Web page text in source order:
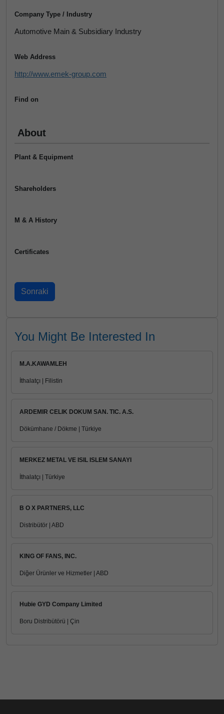
Company Type / Industry
Automotive Main & Subsidiary Industry
Web Address
http://www.emek-group.com
Find on
About
Plant & Equipment
Shareholders
M & A History
Certificates
You Might Be Interested In
M.A.KAWAMLEH
İthalatçı | Filistin
ARDEMIR CELIK DOKUM SAN. TIC. A.S.
Dökümhane / Dökme | Türkiye
MERKEZ METAL VE ISIL ISLEM SANAYI
İthalatçı | Türkiye
B O X PARTNERS, LLC
Distribütör | ABD
KING OF FANS, INC.
Diğer Ürünler ve Hizmetler | ABD
Hubie GYD Company Limited
Boru Distribütörü | Çin